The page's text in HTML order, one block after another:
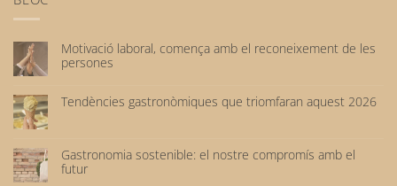
Motivació laboral, comença amb el reconeixement de les
persones
hi
ha
Motivació
laboral,
Tendències gastronòmiques que triomfaran aquest 2026
ha
comentaris
a
Gastronomia sostenible: el nostre compromís amb el
futur